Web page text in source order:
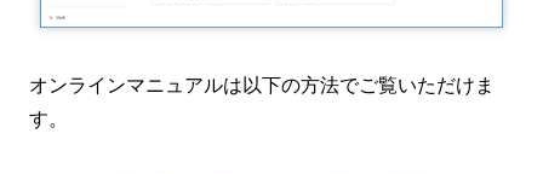
オンラインマニュアルは以下の方法でご覧いただけま
す。